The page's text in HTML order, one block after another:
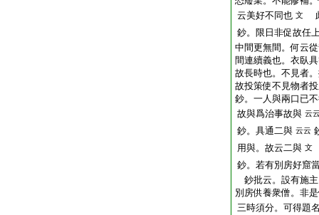
云美好不同也 文
鈔。限日非促故任
中間更無間。何云
間連續義也。衣臥
故長時也。不見者
故投策使不見物者
鈔。一人與兩口已
故與爲治事故與 云
鈔。具通二與 云云
用與。故云二與 文
鈔。若有別房好窟
鈔批云。設有施
別房供養衆僧。非
三時須分。可得題